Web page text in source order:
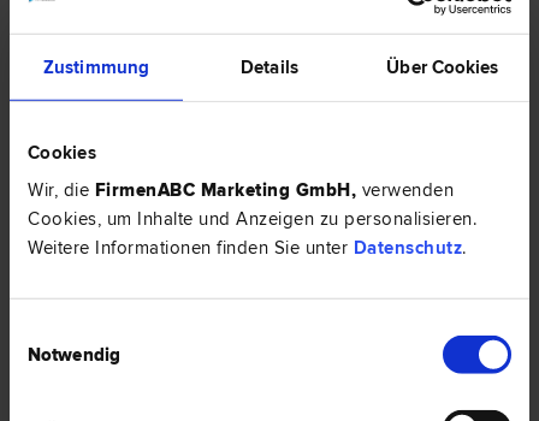
Zustimmung Details Über Cookies
Cookies
Wir, die FirmenABC Marketing GmbH, verwenden
Cookies, um Inhalte und Anzeigen zu personalisieren.
Weitere Informationen finden Sie unter Datenschutz.
Notwendig
2700 Wiener Neustadt